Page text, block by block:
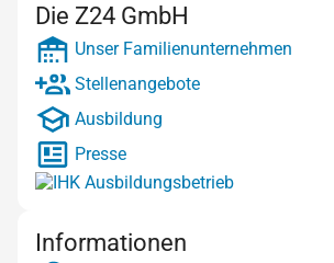
Die Z24 GmbH
Unser Familienunternehmen
Stellenangebote
Ausbildung
Presse
Informationen